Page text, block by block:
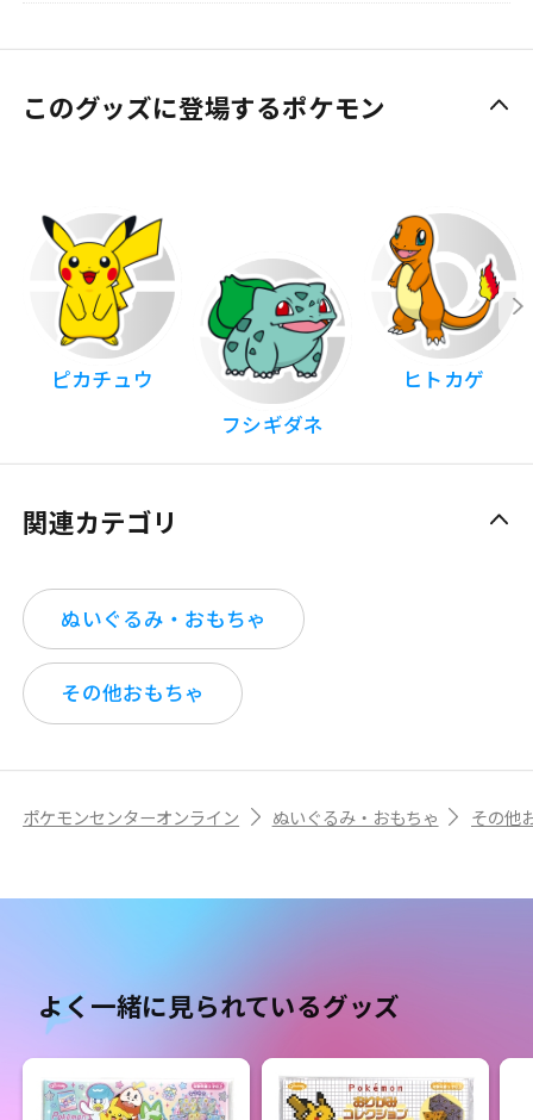
このグッズに登場するポケモン
ピカチュウ
フシギダネ
ヒトカゲ
関連カテゴリ
ぬいぐるみ・おもちゃ
その他おもちゃ
ポケモンセンターオンライン ぬいぐるみ・おもちゃ その他
よく一緒に見られているグッズ